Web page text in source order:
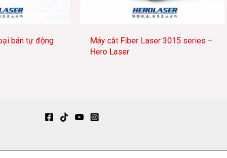
bán tự động
Máy cắt Fiber Laser 3015 series –
Hero Laser